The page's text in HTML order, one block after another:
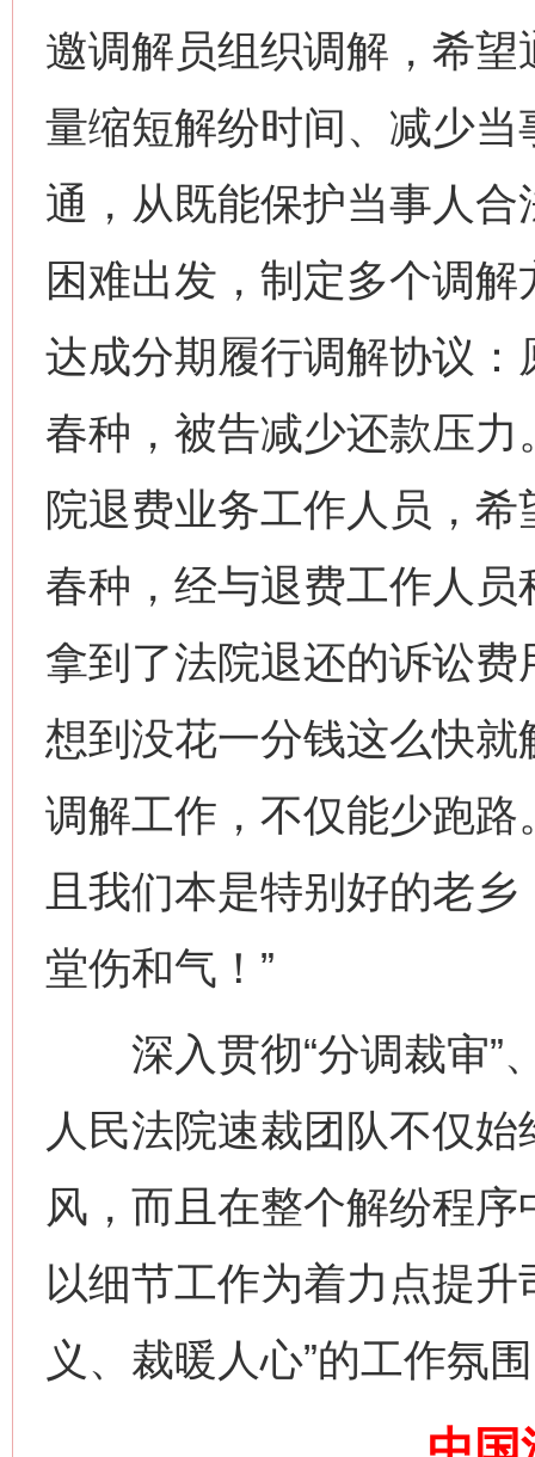
邀调解员组织调解，希
量缩短解纷时间、减少
通，从既能保护当事人
困难出发，制定多个调
达成分期履行调解协议
春种，被告减少还款压
院退费业务工作人员，
春种，经与退费工作人
拿到了法院退还的诉讼费
想到没花一分钱这么快
调解工作，不仅能少跑
且我们本是特别好的老
堂伤和气！”
深入贯彻“分调裁审”、
人民法院速裁团队不仅
风，而且在整个解纷程
以细节工作为着力点提
义、裁暖人心”的工作氛
网上购药对药下症？
这是一记警钟！
在谋一域中谋全局
今